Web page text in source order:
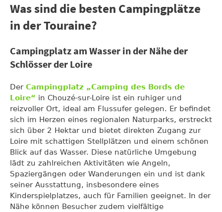
Was sind die besten Campingplätze
in der Touraine?
Campingplatz am Wasser in der Nähe der
Schlösser der Loire
Der Campingplatz „Camping des Bords de
Loire“ in Chouzé-sur-Loire ist ein ruhiger und
reizvoller Ort, ideal am Flussufer gelegen. Er befindet
sich im Herzen eines regionalen Naturparks, erstreckt
sich über 2 Hektar und bietet direkten Zugang zur
Loire mit schattigen Stellplätzen und einem schönen
Blick auf das Wasser. Diese natürliche Umgebung
lädt zu zahlreichen Aktivitäten wie Angeln,
Spaziergängen oder Wanderungen ein und ist dank
seiner Ausstattung, insbesondere eines
Kinderspielplatzes, auch für Familien geeignet. In der
Nähe können Besucher zudem vielfältige